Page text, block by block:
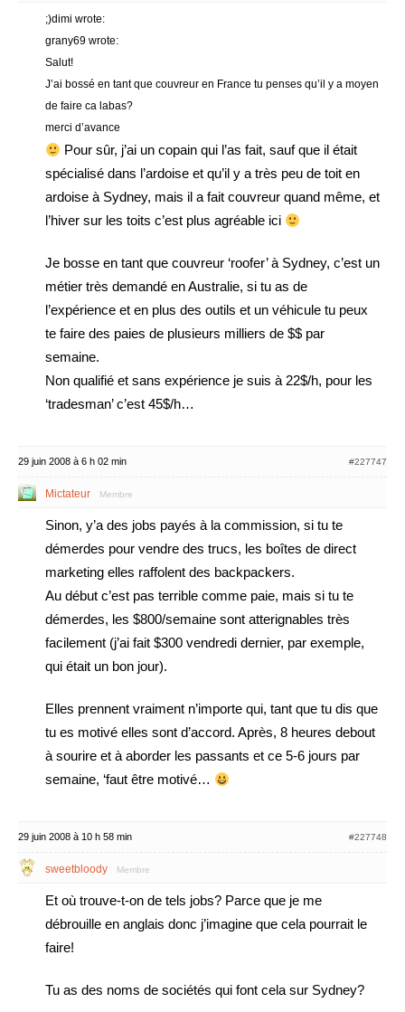
;)dimi wrote:
grany69 wrote:
Salut!
J’ai bossé en tant que couvreur en France tu penses qu’il y a moyen
de faire ca labas?
merci d’avance
Pour sûr, j’ai un copain qui l’as fait, sauf que il était
spécialisé dans l’ardoise et qu’il y a très peu de toit en
ardoise à Sydney, mais il a fait couvreur quand même, et
l’hiver sur les toits c’est plus agréable ici
Je bosse en tant que couvreur ‘roofer’ à Sydney, c’est un
métier très demandé en Australie, si tu as de
l’expérience et en plus des outils et un véhicule tu peux
te faire des paies de plusieurs milliers de $$ par
semaine.
Non qualifié et sans expérience je suis à 22$/h, pour les
‘tradesman’ c’est 45$/h…
29 juin 2008 à 6 h 02 min #227747
Mictateur Membre
Sinon, y’a des jobs payés à la commission, si tu te
démerdes pour vendre des trucs, les boîtes de direct
marketing elles raffolent des backpackers.
Au début c’est pas terrible comme paie, mais si tu te
démerdes, les $800/semaine sont atterignables très
facilement (j’ai fait $300 vendredi dernier, par exemple,
qui était un bon jour).
Elles prennent vraiment n’importe qui, tant que tu dis que
tu es motivé elles sont d’accord. Après, 8 heures debout
à sourire et à aborder les passants et ce 5-6 jours par
semaine, ‘faut être motivé…
29 juin 2008 à 10 h 58 min #227748
sweetbloody Membre
Et où trouve-t-on de tels jobs? Parce que je me
débrouille en anglais donc j’imagine que cela pourrait le
faire!
Tu as des noms de sociétés qui font cela sur Sydney?